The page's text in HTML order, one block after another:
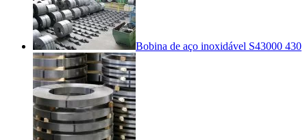
Bobina de aço inoxidável S43000 430